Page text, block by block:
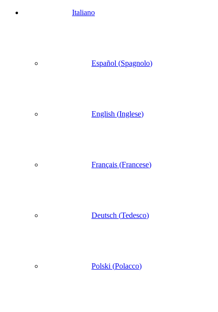
Italiano
Español (Spagnolo)
English (Inglese)
Français (Francese)
Deutsch (Tedesco)
Polski (Polacco)